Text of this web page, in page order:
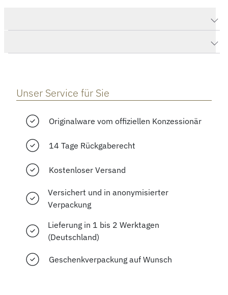
Unser Service für Sie
Originalware vom offiziellen Konzessionär
14 Tage Rückgaberecht
Kostenloser Versand
Versichert und in anonymisierter
Verpackung
Lieferung in 1 bis 2 Werktagen
(Deutschland)
Geschenkverpackung auf Wunsch